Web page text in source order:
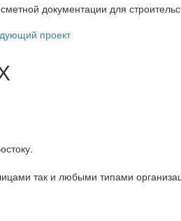
документации для
проект
так и любыми типами